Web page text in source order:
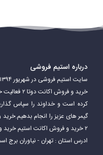
درباره استیم فروشی
خرید و
کرده است و خداوند را سپاس
۲ خرید و فروش اکانت استیم خرید و فروش بازی سی اس گو تخصص ماست.
ادرس استان : تهران - نیاوران برج اسمان طبقه